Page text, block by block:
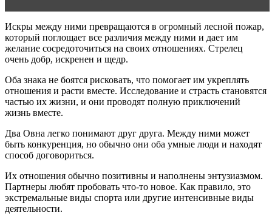
Искры между ними превращаются в огромный лесной пожар,
который поглощает все различия между ними и дает им
желание сосредоточиться на своих отношениях. Стрелец
очень добр, искренен и щедр.
Оба знака не боятся рисковать, что помогает им укреплять
отношения и расти вместе. Исследование и страсть становятся
частью их жизни, и они проводят полную приключений
жизнь вместе.
Два Овна легко понимают друг друга. Между ними может
быть конкуренция, но обычно они оба умные люди и находят
способ договориться.
Их отношения обычно позитивны и наполнены энтузиазмом.
Партнеры любят пробовать что-то новое. Как правило, это
экстремальные виды спорта или другие интенсивные виды
деятельности.